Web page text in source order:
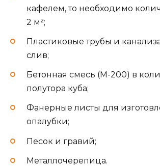
кафелем, то необходимо
2 м²;
Пластиковые трубы и
слив;
Бетонная смесь (М-200) в
полутора куба;
Фанерные листы для
опалубки;
Песок и гравий;
Металлочерепица.